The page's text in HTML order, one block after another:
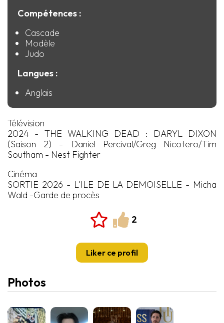
Compétences :
Cascade
Modèle
Judo
Langues :
Anglais
Télévision
2024 - THE WALKING DEAD : DARYL DIXON
(Saison 2) - Daniel Percival/Greg Nicotero/Tim
Southam - Nest Fighter
Cinéma
SORTIE 2026 - L'ILE DE LA DEMOISELLE - Micha
Wald -Garde de procès
2
Photos